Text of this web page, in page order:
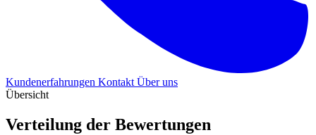
Kundenerfahrungen Kontakt Über uns
Übersicht
Verteilung der Bewertungen